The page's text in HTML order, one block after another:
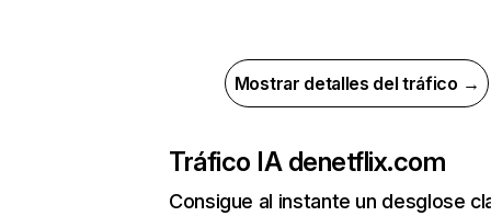
Mostrar detalles del tráfico →
Tráfico IA denetflix.com
Consigue al instante un desglose